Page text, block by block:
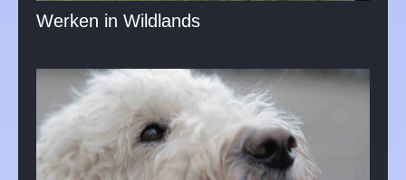
Werken in Wildlands